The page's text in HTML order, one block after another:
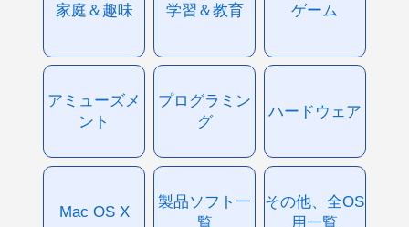
家庭＆趣味 学習＆教育 ゲーム
アミューズメ
ント
プログラミン
グ
ハードウェア
Mac OS X
製品ソフト一
覧
その他、全OS
用一覧